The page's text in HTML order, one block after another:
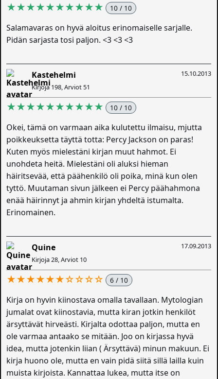
★★★★★★★★★★ 10 / 10
Salamavaras on hyvä aloitus erinomaiselle sarjalle.
Pidän sarjasta tosi paljon. <3 <3 <3
15.10.2013
Kastehelmi
Kirjoja 198, Arviot 51
★★★★★★★★★★ 10 / 10
Okei, tämä on varmaan aika kulutettu ilmaisu, mjutta
poikkeuksetta täyttä totta: Percy Jackson on paras!
Kuten myös mielestäni kirjan muut hahmot. Ei
unohdeta heitä. Mielestäni oli aluksi hieman
häiritsevää, että päähenkilö oli poika, minä kun olen
tyttö. Muutaman sivun jälkeen ei Percy päähahmona
enää häirinnyt ja ahmin kirjan yhdeltä istumalta.
Erinomainen.
17.09.2013
Quine
Kirjoja 28, Arviot 10
★★★★★★☆☆☆☆ 6 / 10
Kirja on hyvin kiinostava omalla tavallaan. Mytologian
jumalat ovat kiinostavia, mutta kiran jotkin henkilöt
ärsyttävät hirveästi. Kirjalta odottaa paljon, mutta en
ole varmaa antaako se mitään. Joo on kirjassa hyvä
idea, mutta jotenkin liian ( Ärsyttävä) minun makuun. Ei
kirja huono ole, mutta en vain pidä siitä sillä lailla kuin
muista kirjoista. Kannattaa lukea, mutta itse on